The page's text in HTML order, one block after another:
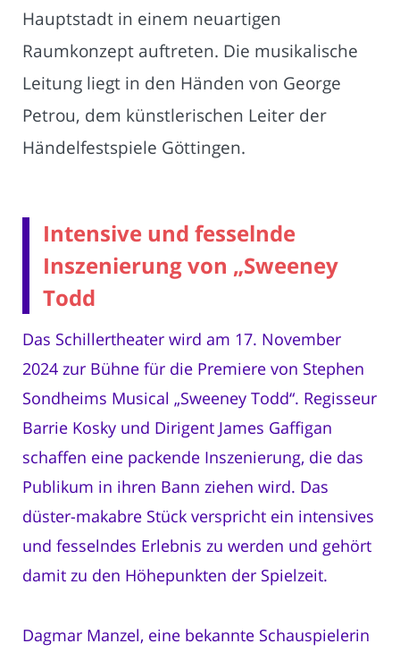
Hauptstadt in einem neuartigen
Raumkonzept auftreten. Die musikalische
Leitung liegt in den Händen von George
Petrou, dem künstlerischen Leiter der
Händelfestspiele Göttingen.
Intensive und fesselnde
Inszenierung von „Sweeney
Todd
Das Schillertheater wird am 17. November
2024 zur Bühne für die Premiere von Stephen
Sondheims Musical „Sweeney Todd“. Regisseur
Barrie Kosky und Dirigent James Gaffigan
schaffen eine packende Inszenierung, die das
Publikum in ihren Bann ziehen wird. Das
düster-makabre Stück verspricht ein intensives
und fesselndes Erlebnis zu werden und gehört
damit zu den Höhepunkten der Spielzeit.
Dagmar Manzel, eine bekannte Schauspielerin